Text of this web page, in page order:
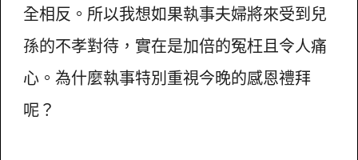
全相反。所以我想如果執事夫婦將來受到兒
孫的不孝對待，實在是加倍的冤枉且令人痛
心。為什麼執事特別重視今晚的感恩禮拜
呢？